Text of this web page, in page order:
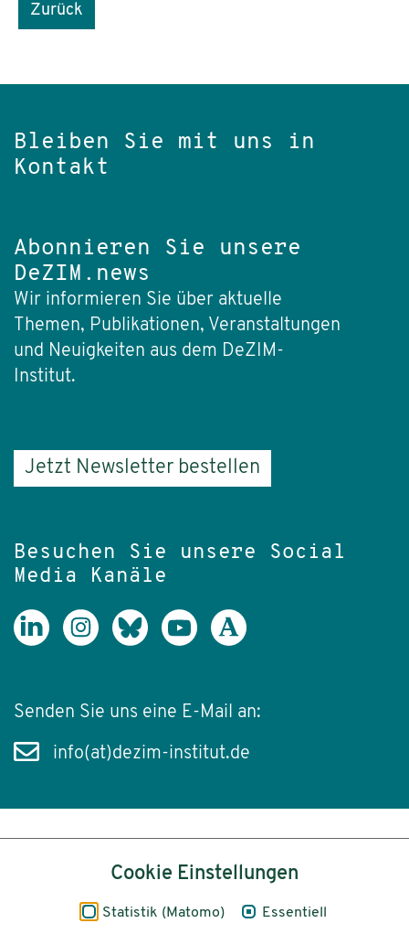
Zurück
Bleiben Sie mit uns in
Kontakt
Abonnieren Sie unsere
DeZIM.news
Wir informieren Sie über aktuelle
Themen, Publikationen, Veranstaltungen
und Neuigkeiten aus dem DeZIM-
Institut.
Jetzt Newsletter bestellen
Besuchen Sie unsere Social
Media Kanäle
Senden Sie uns eine E-Mail an:
info(at)dezim-institut.de
Impressum
Cookie Einstellungen
Statistik (Matomo) Essentiell